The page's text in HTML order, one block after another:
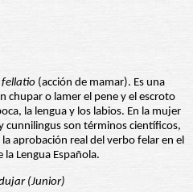
fellatio (acción de mamar). Es una
chupar o lamer el pene y el escroto
la lengua y los labios. En la mujer
cunnilingus son términos científicos,
aprobación real del verbo felar en el
la Lengua Española.
(Junior)